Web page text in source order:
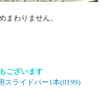
まわりません。
ございます
スライドバー1本(0199)